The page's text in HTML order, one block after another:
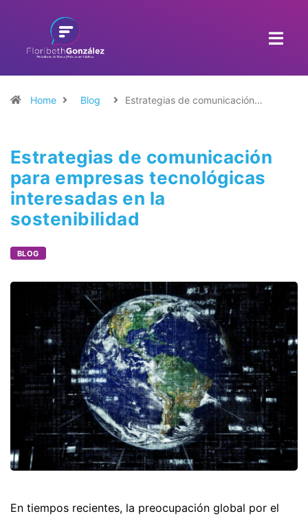
Home Blog Estrategias de comunicación…
Estrategias de comunicación
para empresas tecnológicas
interesadas en la
sostenibilidad
BLOG
En tiempos recientes, la preocupación global por el